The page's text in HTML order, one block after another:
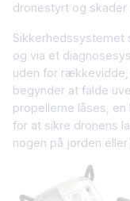
dronestyrt og skader
Sikkerhedssystemet
og via et
uden for rækkevidde,
begynder at falde
propellerne låses,
for at sikre dronens
nogen på jorden